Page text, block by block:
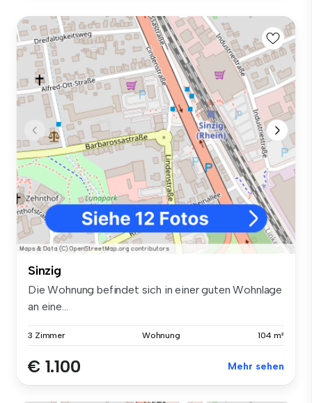
Sinzig
Die Wohnung befindet sich in einer guten Wohnlage
an eine...
3 Zimmer Wohnung 104 m²
€ 1.100 Mehr sehen